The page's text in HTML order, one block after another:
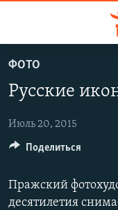
основному
Перейти
навигации
Перейти
НОВОСТИ
ПОЛИТИКА
ОБЩЕСТВО
РЕГИОН
ФОТО
Русские
Июль 20, 2015
Пражский
десятилетия
Поделиться